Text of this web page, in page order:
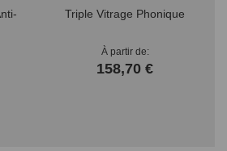
Triple Vitrage Phonique
À partir de
158,70 €